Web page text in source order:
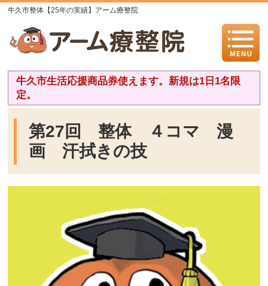
牛久市整体【25年の実績】アーム療整院
牛久市生活応援商品券使えます。新規は1日1名限
定。
第27回 整体 ４コマ 漫
画 汗拭きの技